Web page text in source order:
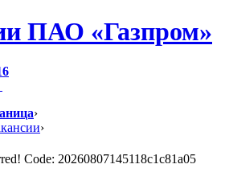
›
›
Code: 20260807145118c1c81a05